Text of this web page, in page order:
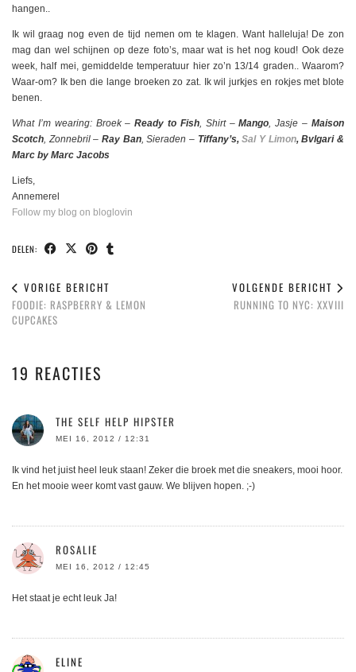
hangen..
Ik wil graag nog even de tijd nemen om te klagen. Want halleluja! De zon
mag dan wel schijnen op deze foto’s, maar wat is het nog koud! Ook deze
week, half mei, gemiddelde temperatuur hier zo’n 13/14 graden.. Waarom?
Waar-om? Ik ben die lange broeken zo zat. Ik wil jurkjes en rokjes met blote
benen.
What I’m wearing: Broek –Ready to Fish, Shirt –Mango, Jasje –Maison
Scotch, Zonnebril – Ray Ban, Sieraden – Tiffany’s,Sal Y Limon, Bvlgari &
Marc by Marc Jacobs
Liefs,
Annemerel
Follow my blog on bloglovin
DELEN:
VORIGE BERICHT
FOODIE: RASPBERRY & LEMON
CUPCAKES
VOLGENDE BERICHT
RUNNING TO NYC: XXVIII
19 REACTIES
THE SELF HELP HIPSTER
MEI 16, 2012 / 12:31
Ik vind het juist heel leuk staan! Zeker die broek met die sneakers, mooi hoor.
En het mooie weer komt vast gauw. We blijven hopen. ;-)
ROSALIE
MEI 16, 2012 / 12:45
Het staat je echt leuk Ja!
ELINE